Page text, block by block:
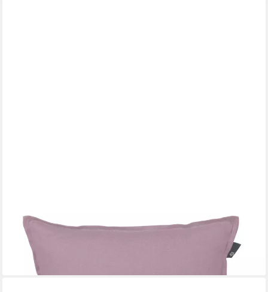
Rechteck mauve, (2 Stück), Kissenbezug für Dekokissen
Zierkissen Kissenhülle
41,95 €
lieferbar - in 2-3 Werktagen bei dir